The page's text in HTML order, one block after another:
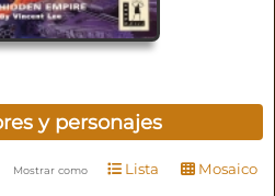
y personajes
Mostrar como Lista Mosaico